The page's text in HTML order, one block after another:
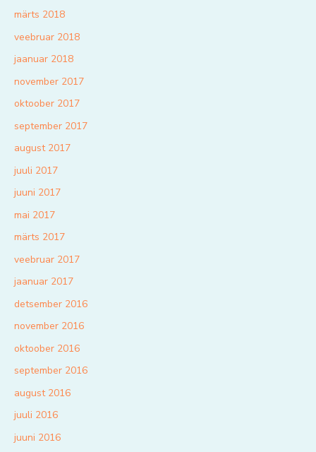
märts 2018
veebruar 2018
jaanuar 2018
november 2017
oktoober 2017
september 2017
august 2017
juuli 2017
juuni 2017
mai 2017
märts 2017
veebruar 2017
jaanuar 2017
detsember 2016
november 2016
oktoober 2016
september 2016
august 2016
juuli 2016
juuni 2016